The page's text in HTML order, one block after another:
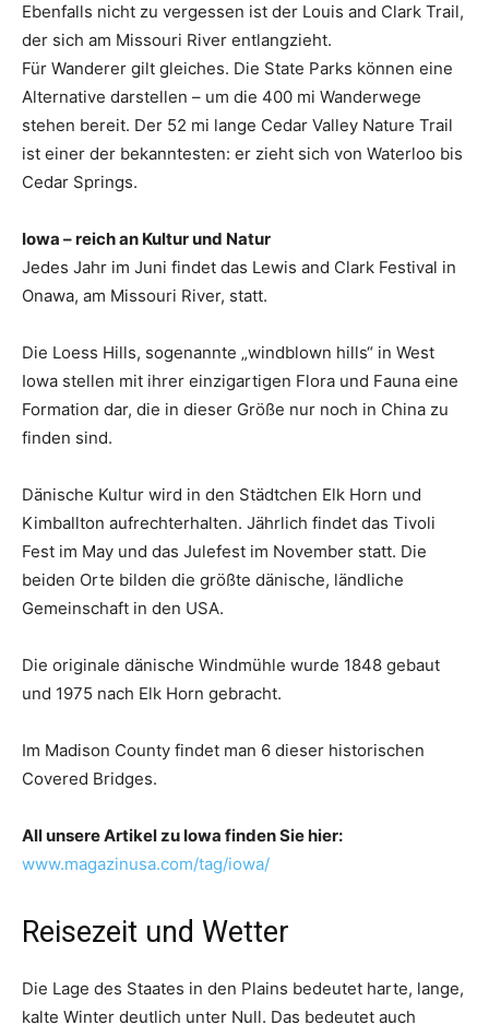
Ebenfalls nicht zu vergessen ist der Louis and Clark Trail,
der sich am Missouri River entlangzieht.
Für Wanderer gilt gleiches. Die State Parks können eine
Alternative darstellen – um die 400 mi Wanderwege
stehen bereit. Der 52 mi lange Cedar Valley Nature Trail
ist einer der bekanntesten: er zieht sich von Waterloo bis
Cedar Springs.
Iowa – reich an Kultur und Natur
Jedes Jahr im Juni findet das Lewis and Clark Festival in
Onawa, am Missouri River, statt.
Die Loess Hills, sogenannte „windblown hills“ in West
Iowa stellen mit ihrer einzigartigen Flora und Fauna eine
Formation dar, die in dieser Größe nur noch in China zu
finden sind.
Dänische Kultur wird in den Städtchen Elk Horn und
Kimballton aufrechterhalten. Jährlich findet das Tivoli
Fest im May und das Julefest im November statt. Die
beiden Orte bilden die größte dänische, ländliche
Gemeinschaft in den USA.
Die originale dänische Windmühle wurde 1848 gebaut
und 1975 nach Elk Horn gebracht.
Im Madison County findet man 6 dieser historischen
Covered Bridges.
All unsere Artikel zu Iowa finden Sie hier:
www.magazinusa.com/tag/iowa/
Reisezeit und Wetter
Die Lage des Staates in den Plains bedeutet harte, lange,
kalte Winter deutlich unter Null. Das bedeutet auch